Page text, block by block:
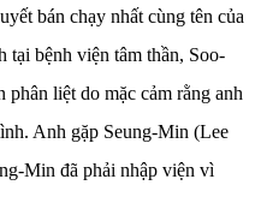
bán chạy nhất cùng tên của
tại bệnh viện tâm thần, Soo-
liệt do mặc cảm rằng anh
Anh gặp Seung-Min (Lee
Min đã phải nhập viện vì